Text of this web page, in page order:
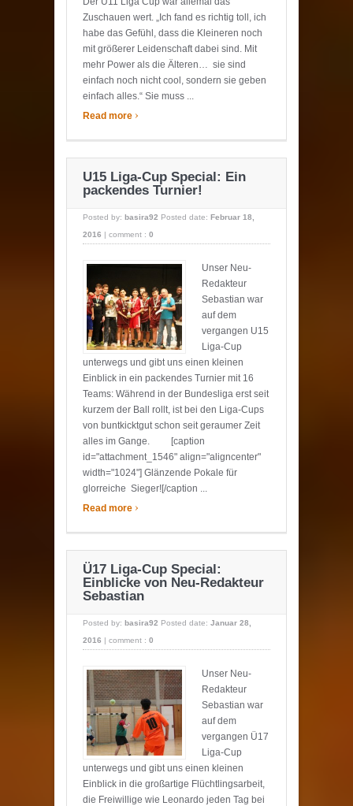
Zuschauen wert. „Ich fand es richtig toll, ich
habe das Gefühl, dass die Kleineren noch
mit größerer Leidenschaft dabei sind. Mit
mehr Power als die Älteren… sie sind
einfach noch nicht cool, sondern sie geben
einfach alles.“ Sie muss ...
Read more ›
U15 Liga-Cup Special: Ein
packendes Turnier!
Posted by: basira92 Posted date: Februar 18,
2016 | comment : 0
Unser Neu-
Redakteur
Sebastian war
auf dem
vergangen U15
Liga-Cup
unterwegs und gibt uns einen kleinen
Einblick in ein packendes Turnier mit 16
Teams: Während in der Bundesliga erst seit
kurzem der Ball rollt, ist bei den Liga-Cups
von buntkicktgut schon seit geraumer Zeit
alles im Gange. [caption
id="attachment_1546" align="aligncenter"
width="1024"] Glänzende Pokale für
glorreiche Sieger![/caption ...
Read more ›
Ü17 Liga-Cup Special:
Einblicke von Neu-Redakteur
Sebastian
Posted by: basira92 Posted date: Januar 28,
2016 | comment : 0
Unser Neu-
Redakteur
Sebastian war
auf dem
vergangen Ü17
Liga-Cup
unterwegs und gibt uns einen kleinen
Einblick in die großartige Flüchtlingsarbeit,
die Freiwillige wie Leonardo jeden Tag bei